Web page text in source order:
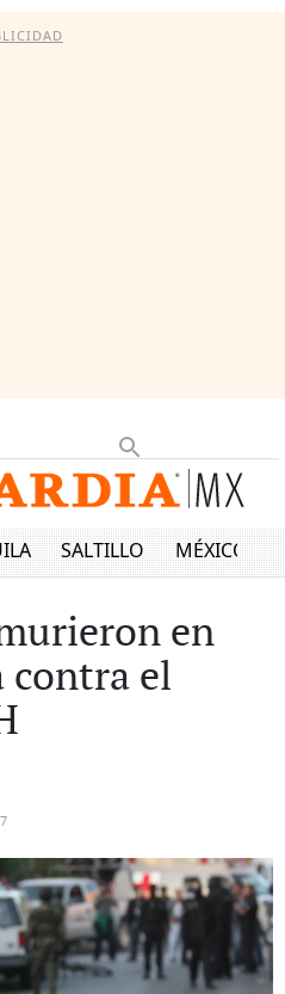
SALTILLO MÉXICO
en
contra el